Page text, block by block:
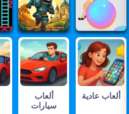
ألعاب عادية
ألعاب
سيارات